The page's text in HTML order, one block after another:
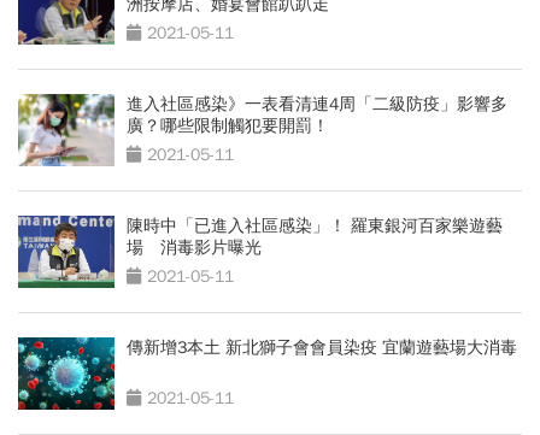
洲按摩店、婚宴會館趴趴走
2021-05-11
進入社區感染》一表看清連4周「二級防疫」影響多
廣？哪些限制觸犯要開罰！
2021-05-11
陳時中「已進入社區感染」！ 羅東銀河百家樂遊藝
場 消毒影片曝光
2021-05-11
傳新增3本土 新北獅子會會員染疫 宜蘭遊藝場大消毒
2021-05-11